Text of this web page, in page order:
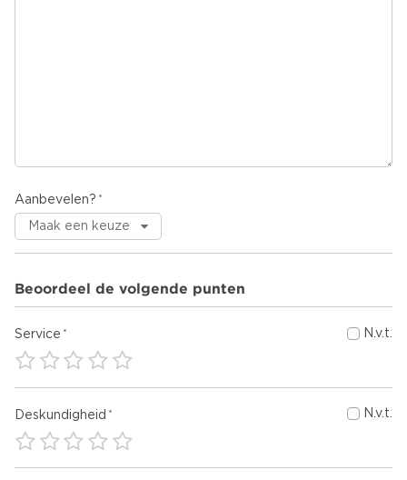
Aanbevelen?
Beoordeel de volgende punten
Service N.v.t.
Deskundigheid N.v.t.